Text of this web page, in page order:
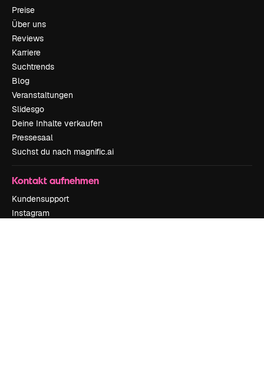
Preise
Über uns
Reviews
Karriere
Suchtrends
Blog
Veranstaltungen
Slidesgo
Deine Inhalte verkaufen
Pressesaal
Suchst du nach magnific.ai
Kontakt aufnehmen
Kundensupport
Instagram